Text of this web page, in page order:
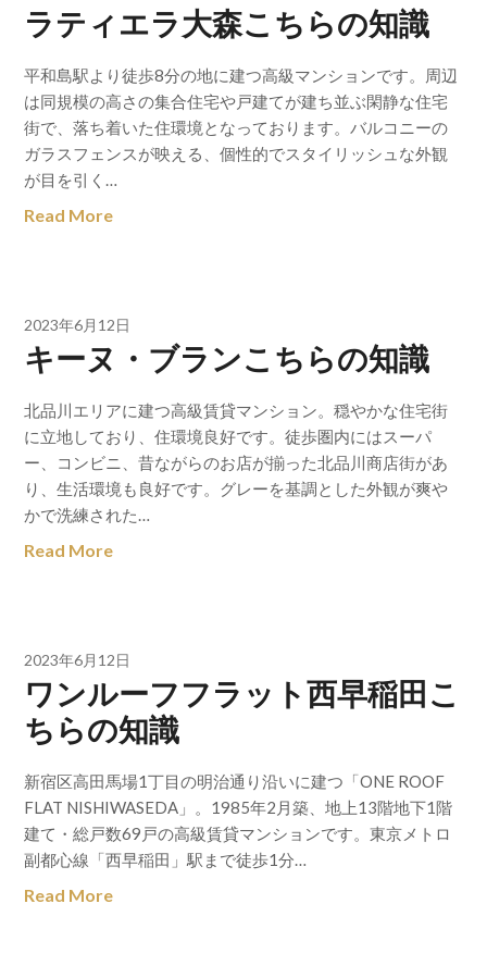
ラティエラ大森こちらの知識
平和島駅より徒歩8分の地に建つ高級マンションです。周辺
は同規模の高さの集合住宅や戸建てが建ち並ぶ閑静な住宅
街で、落ち着いた住環境となっております。バルコニーの
ガラスフェンスが映える、個性的でスタイリッシュな外観
が目を引く…
Read More
2023年6月12日
キーヌ・ブランこちらの知識
北品川エリアに建つ高級賃貸マンション。穏やかな住宅街
に立地しており、住環境良好です。徒歩圏内にはスーパ
ー、コンビニ、昔ながらのお店が揃った北品川商店街があ
り、生活環境も良好です。グレーを基調とした外観が爽や
かで洗練された…
Read More
2023年6月12日
ワンルーフフラット西早稲田こ
ちらの知識
新宿区高田馬場1丁目の明治通り沿いに建つ「ONE ROOF
FLAT NISHIWASEDA」。1985年2月築、地上13階地下1階
建て・総戸数69戸の高級賃貸マンションです。東京メトロ
副都心線「西早稲田」駅まで徒歩1分…
Read More